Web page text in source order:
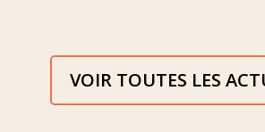
VOIR TOUTES LES